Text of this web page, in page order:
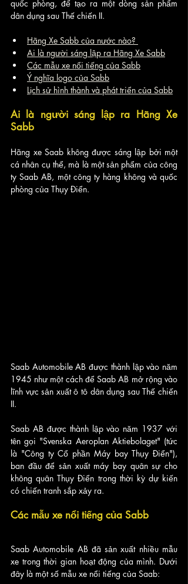
quốc phòng, để tạo ra một dòng sản phẩm
dân dụng sau Thế chiến II.
Hãng Xe Sabb của nước nào?
Ai là người sáng lập ra Hãng Xe Sabb
Các mẫu xe nổi tiếng của Sabb
Ý nghĩa logo của Sabb
Lịch sử hình thành và phát triển của Sabb
Ai là người sáng lập ra Hãng Xe
Sabb
Hãng xe Saab không được sáng lập bởi một
cá nhân cụ thể, mà là một sản phẩm của công
ty Saab AB, một công ty hàng không và quốc
phòng của Thụy Điển.
Saab Automobile AB được thành lập vào năm
1945 như một cách để Saab AB mở rộng vào
lĩnh vực sản xuất ô tô dân dụng sau Thế chiến
II.
Saab AB được thành lập vào năm 1937 với
tên gọi "Svenska Aeroplan Aktiebolaget" (tức
là "Công ty Cổ phần Máy bay Thụy Điển"),
ban đầu để sản xuất máy bay quân sự cho
không quân Thụy Điển trong thời kỳ dự kiến
có chiến tranh sắp xảy ra.
Các mẫu xe nổi tiếng của Sabb
Saab Automobile AB đã sản xuất nhiều mẫu
xe trong thời gian hoạt động của mình. Dưới
đây là một số mẫu xe nổi tiếng của Saab: